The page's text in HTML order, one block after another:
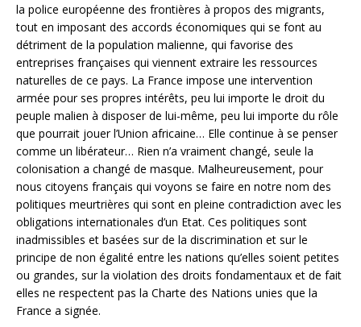
la police européenne des frontières à propos des migrants,
tout en imposant des accords économiques qui se font au
détriment de la population malienne, qui favorise des
entreprises françaises qui viennent extraire les ressources
naturelles de ce pays. La France impose une intervention
armée pour ses propres intérêts, peu lui importe le droit du
peuple malien à disposer de lui-même, peu lui importe du rôle
que pourrait jouer l’Union africaine… Elle continue à se penser
comme un libérateur… Rien n’a vraiment changé, seule la
colonisation a changé de masque. Malheureusement, pour
nous citoyens français qui voyons se faire en notre nom des
politiques meurtrières qui sont en pleine contradiction avec les
obligations internationales d’un Etat. Ces politiques sont
inadmissibles et basées sur de la discrimination et sur le
principe de non égalité entre les nations qu’elles soient petites
ou grandes, sur la violation des droits fondamentaux et de fait
elles ne respectent pas la Charte des Nations unies que la
France a signée.